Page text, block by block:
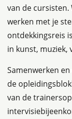
van de
werken met je
ontdekkingsreis
in kunst, muziek,
Samenwerken
de
van de